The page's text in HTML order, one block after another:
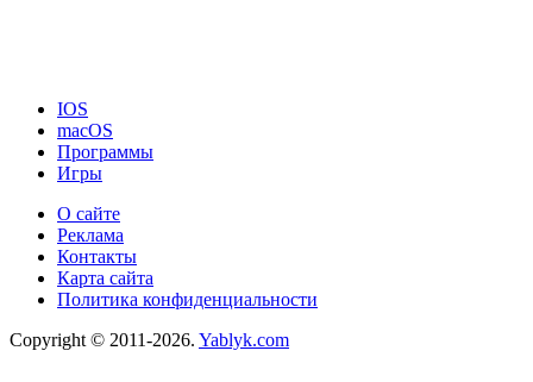
IOS
macOS
Программы
Игры
О сайте
Реклама
Контакты
Карта сайта
Политика конфиденциальности
Copyright © 2011-2026. Yablyk.сom